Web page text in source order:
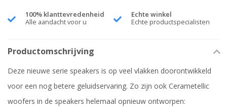
100% klanttevredenheid
Alle aandacht voor u
Echte winkel
Echte productspecialisten
Productomschrijving
Deze nieuwe serie speakers is op veel vlakken doorontwikkeld
voor een nog betere geluidservaring. Zo zijn ook Cerametellic
woofers in de speakers helemaal opnieuw ontworpen: